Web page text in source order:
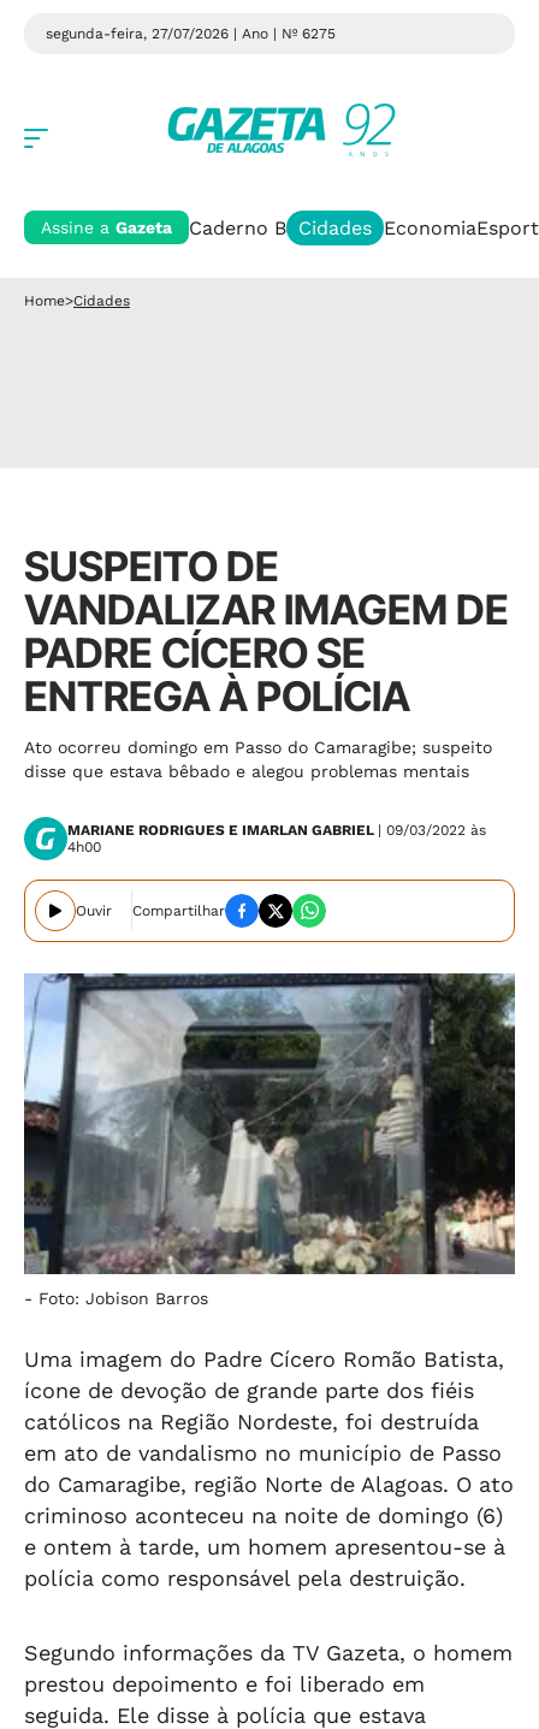
segunda-feira, 27/07/2026 | Ano | Nº 6275
Assine a Gazeta Caderno B Cidades Economia
Home>Cidades
SUSPEITO DE
VANDALIZAR IMAGEM DE
PADRE CÍCERO SE
ENTREGA À POLÍCIA
Ato ocorreu domingo em Passo do Camaragibe; suspeito
disse que estava bêbado e alegou problemas mentais
MARIANE RODRIGUES E IMARLAN GABRIEL | 09/03/2022 às
4h00
Ouvir Compartilhar
- Foto: Jobison Barros
Uma imagem do Padre Cícero Romão Batista,
ícone de devoção de grande parte dos fiéis
católicos na Região Nordeste, foi destruída
em ato de vandalismo no município de Passo
do Camaragibe, região Norte de Alagoas. O ato
criminoso aconteceu na noite de domingo (6)
e ontem à tarde, um homem apresentou-se à
polícia como responsável pela destruição.
Segundo informações da TV Gazeta, o homem
prestou depoimento e foi liberado em
seguida. Ele disse à polícia que estava